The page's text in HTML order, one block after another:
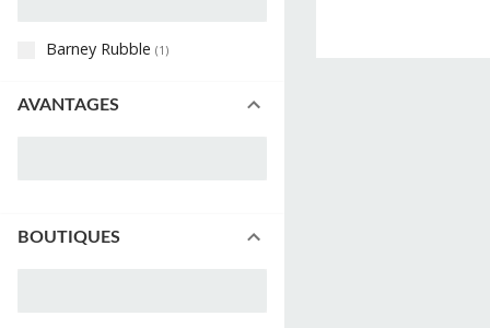
Barney Rubble (1 )
AVANTAGES
BOUTIQUES